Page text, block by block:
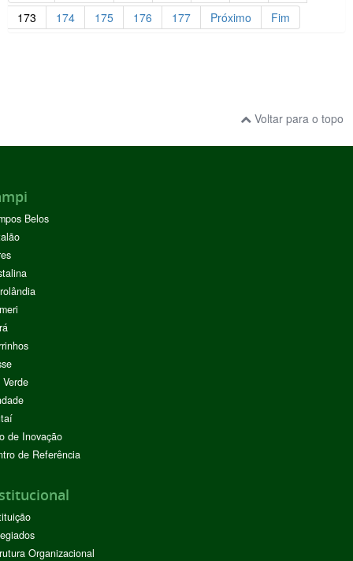
173
174 175 176 177 Próximo Fim
Voltar para o topo
Belos
de Inovação
de Referência
Organizacional